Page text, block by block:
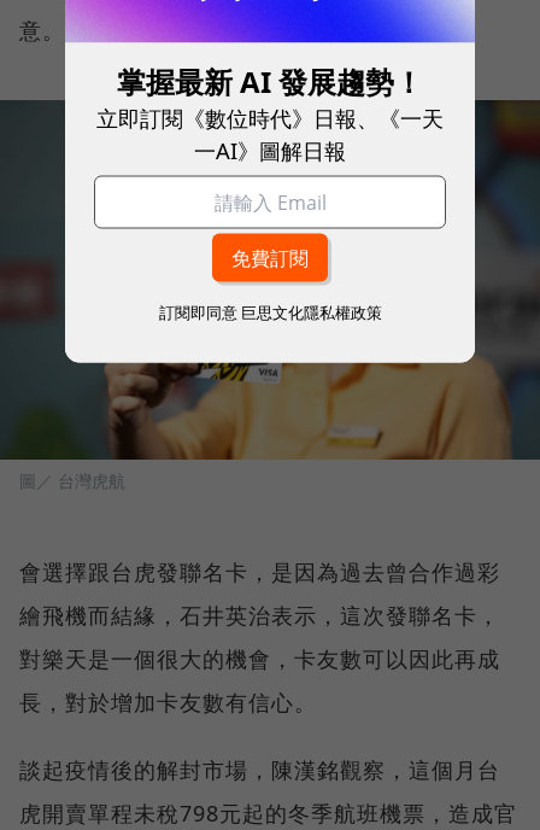
意。」
圖／ 台灣虎航
會選擇跟台虎發聯名卡，是因為過去曾合作過彩
繪飛機而結緣，石井英治表示，這次發聯名卡，
對樂天是一個很大的機會，卡友數可以因此再成
長，對於增加卡友數有信心。
談起疫情後的解封市場，陳漢銘觀察，這個月台
虎開賣單程未稅798元起的冬季航班機票，造成官
掌握最新 AI 發展趨勢！
立即訂閱《數位時代》日報、《一天
一AI》圖解日報
訂閱即同意 巨思文化隱私權政策